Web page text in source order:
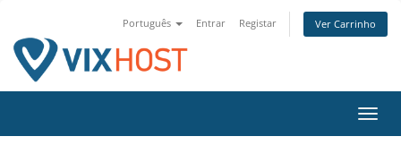
Português Entrar Registar Ver Carrinho